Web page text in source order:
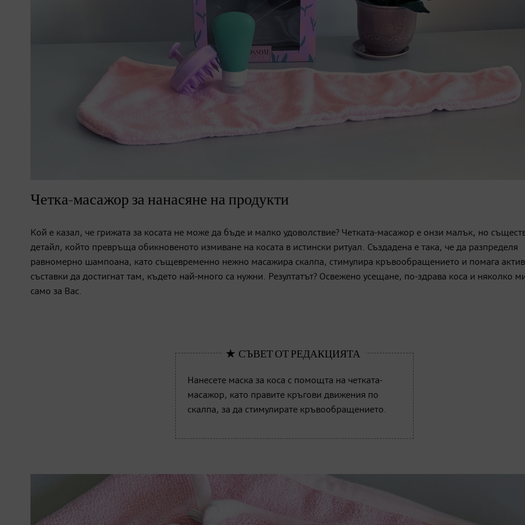
Четка-масажор за нанасяне на продукти
Кой е казал, че грижата за косата не може да бъде и малко удоволствие? Четката-масажор е онзи малък, но
детайл, който превръща обикновеното измиване на косата в истински ритуал. Създадена e така, че да разпределя
равномерно шампоана, като същевременно нежно масажира скалпа, стимулира кръвообращението и помага
съставки да достигнат там, където най-много са нужни. Резултатът? Освежено усещане, по-здрава коса и няколко
само за Вас.
Нанесете маска за коса с помощта на четката-
масажор, като правите кръгови движения по
скалпа, за да стимулирате кръвообращението.